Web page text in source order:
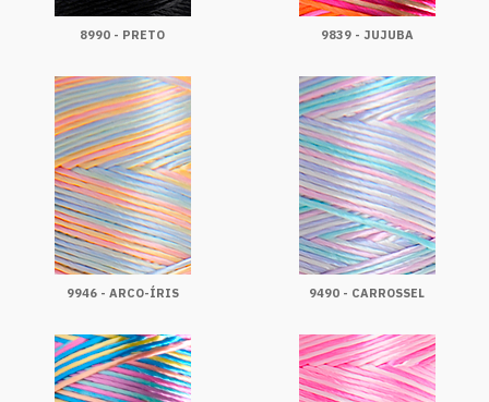
8990 - PRETO 9839 - JUJUBA
9946 - ARCO-ÍRIS 9490 - CARROSSEL